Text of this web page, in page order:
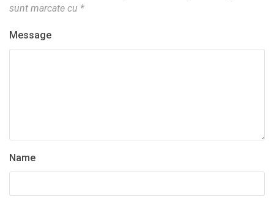
sunt marcate cu *
Message
Name